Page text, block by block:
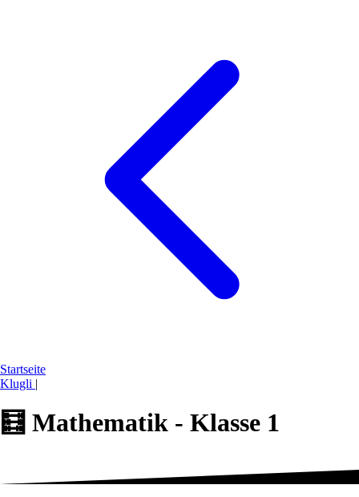
Startseite
Klugli |
🧮 Mathematik - Klasse 1